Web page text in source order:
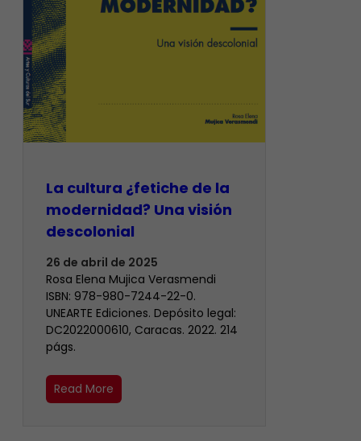
La cultura ¿fetiche de la
modernidad? Una visión
descolonial
26 de abril de 2025
Rosa Elena Mujica Verasmendi
ISBN: 978-980-7244-22-0.
UNEARTE Ediciones. Depósito legal:
DC2022000610, Caracas. 2022. 214
págs.
Read More